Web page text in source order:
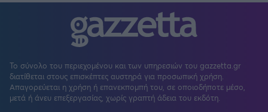
Το σύνολο του περιεχομένου και των υπηρεσιών του gazzetta.gr
διατίθεται στους επισκέπτες αυστηρά για προσωπική χρήση.
Απαγορεύεται η χρήση ή επανεκπομπή του, σε οποιοδήποτε μέσο,
μετά ή άνευ επεξεργασίας, χωρίς γραπτή άδεια του εκδότη.